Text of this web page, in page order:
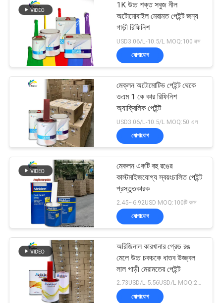
1K উচ্চ শক্ত সবুজ নীল
অটোমোবাইল মেরামত পেইন্ট জন্য
গাড়ী রিফিনিশ
USD3.06/L-10.5/L MOQ:100 বক্স
যোগাযোগ
মেক্লন অটোমোটিভ পেইন্ট থেকে
ওএম 1 কে কার রিফিনিশ
অ্যাক্রিলিক পেইন্ট
USD3.06/L-10.5/L MOQ:50 এল
যোগাযোগ
মেকলন একটি বহু রঙের
কাস্টমাইজযোগ্য স্বয়ংচালিত পেইন্ট
প্রস্তুতকারক
2.45~6.92USD MOQ:100টি বাক্স
যোগাযোগ
অরিজিনাল কারখানার গ্রেড রঙ
মেলে উচ্চ চকচকে ধাতব উজ্জ্বল
লাল গাড়ী মেরামতের পেইন্ট
2.73USD/L-5.56USD/L MOQ:200 এল
যোগাযোগ